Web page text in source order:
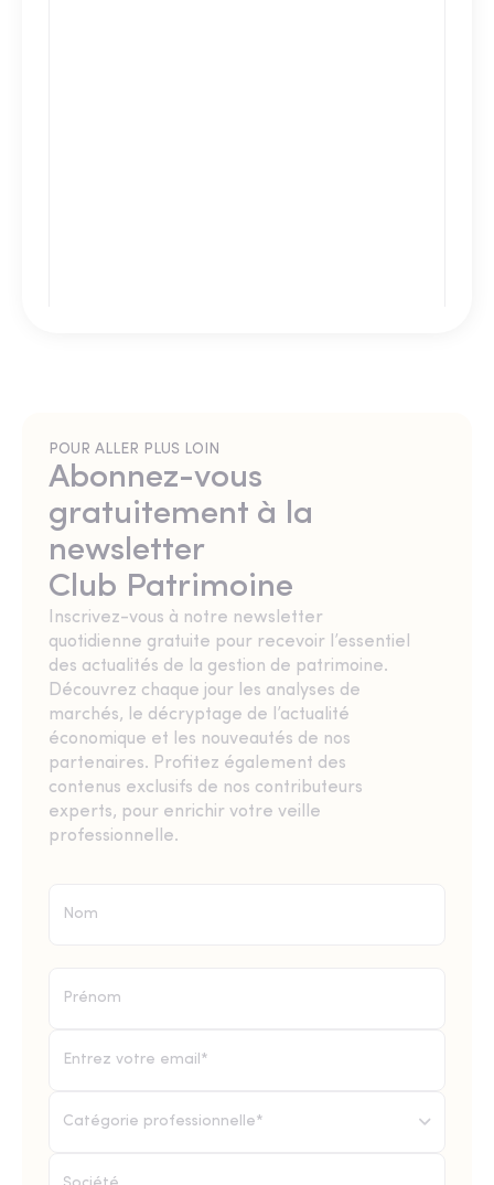
POUR ALLER PLUS LOIN
Abonnez-vous
gratuitement à la
newsletter
Club Patrimoine
Inscrivez-vous à notre newsletter
quotidienne gratuite pour recevoir l’essentiel
des actualités de la gestion de patrimoine.
Découvrez chaque jour les analyses de
marchés, le décryptage de l’actualité
économique et les nouveautés de nos
partenaires. Profitez également des
contenus exclusifs de nos contributeurs
experts, pour enrichir votre veille
professionnelle.
Catégorie professionnelle*